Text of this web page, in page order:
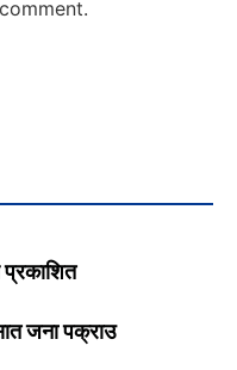
प्रकाशित
जना पक्राउ